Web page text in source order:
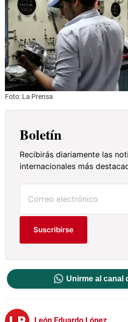
Foto: La Prensa
Boletín
Recibirás diariamente las
internacionales más
Suscribirse
Unirme al canal